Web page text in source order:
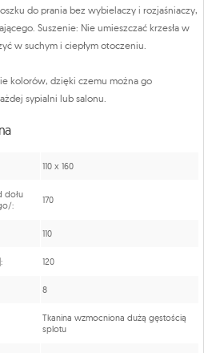
do prania bez wybielaczy i rozjaśniaczy,
Suszenie: Nie umieszczać krzesła w
w suchym i ciepłym otoczeniu.
kolorów, dzięki czemu można go
sypialni lub salonu.
110 x 160
dołu
:
170
110
120
8
Tkanina wzmocniona dużą gęstością
splotu